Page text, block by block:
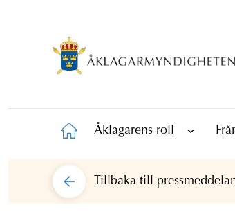
Åklagarens roll
Tillbaka till